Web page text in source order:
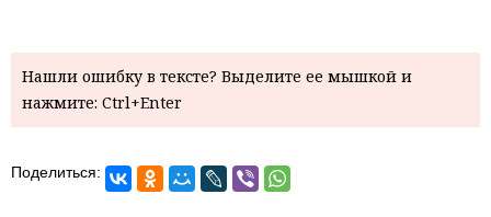
Нашли ошибку в тексте? Выделите ее мышкой и
нажмите: Ctrl+Enter
Поделиться: